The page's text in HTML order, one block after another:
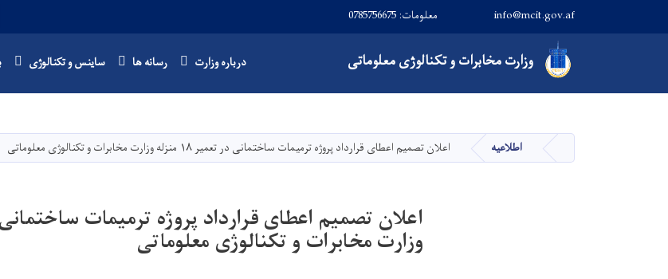
main
content
info@mcit.gov.af معلومات: 0785756675
وزارتمخابرات و تکنالوژی معلوماتیMain navigation درباره وزارت رسانه ها ساینس و تکنالوژی
صفحه اصلی
اطلاعیه اعلان تصمیم اعطای قرارداد پروژه ترمیمات ساختمانی در تعمیر ۱۸ منزله وزارت مخابرات و تکنالوژی معلوماتی
وزارت مخابرات و تکنالوژی معلوماتی